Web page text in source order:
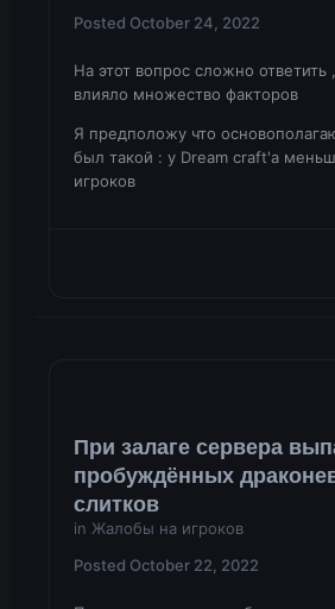
Posted October 24, 2022
На этот вопрос сложно ответить
влияло множество факторов
Я предположу что
был такой : у Dream craft'a
игроков
При залаге сервера
пробуждённых
слитков
in Жалобы на игроков
Posted October 22, 2022